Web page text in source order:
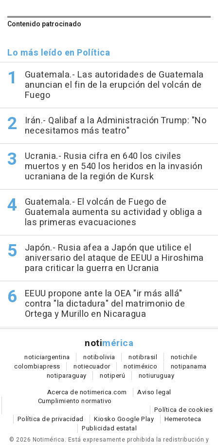
Contenido patrocinado
Lo más leído en Política
Guatemala.- Las autoridades de Guatemala
anuncian el fin de la erupción del volcán de
Fuego
Irán.- Qalibaf a la Administración Trump: "No
necesitamos más teatro"
Ucrania.- Rusia cifra en 640 los civiles
muertos y en 540 los heridos en la invasión
ucraniana de la región de Kursk
Guatemala.- El volcán de Fuego de
Guatemala aumenta su actividad y obliga a
las primeras evacuaciones
Japón.- Rusia afea a Japón que utilice el
aniversario del ataque de EEUU a Hiroshima
para criticar la guerra en Ucrania
EEUU propone ante la OEA "ir más allá"
contra "la dictadura" del matrimonio de
Ortega y Murillo en Nicaragua
notimérica
noticiargentina notibolivia notibrasil notichile
colombiapress notiecuador notiméxico notipanama
notiparaguay notiperú notiuruguay
Acerca de notimerica.com
Aviso legal
Cumplimiento normativo
Política de cookies
Política de privacidad
Kiosko Google Play
Hemeroteca
Publicidad estatal
© 2026 Notimérica. Está expresamente prohibida la redistribución y